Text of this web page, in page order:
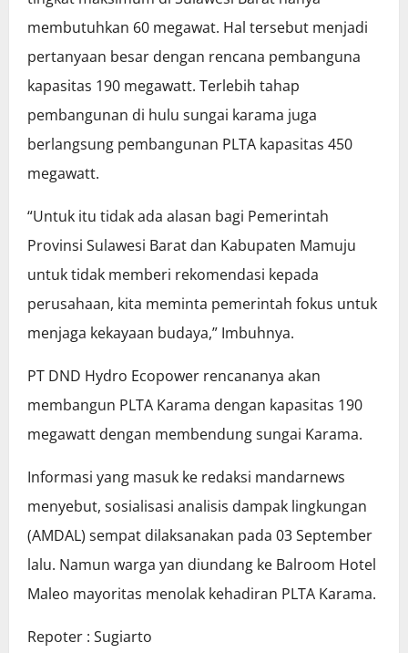
membutuhkan 60 megawat. Hal tersebut menjadi
pertanyaan besar dengan rencana pembanguna
kapasitas 190 megawatt. Terlebih tahap
pembangunan di hulu sungai karama juga
berlangsung pembangunan PLTA kapasitas 450
megawatt.
“Untuk itu tidak ada alasan bagi Pemerintah
Provinsi Sulawesi Barat dan Kabupaten Mamuju
untuk tidak memberi rekomendasi kepada
perusahaan, kita meminta pemerintah fokus untuk
menjaga kekayaan budaya,” Imbuhnya.
PT DND Hydro Ecopower rencananya akan
membangun PLTA Karama dengan kapasitas 190
megawatt dengan membendung sungai Karama.
Informasi yang masuk ke redaksi mandarnews
menyebut, sosialisasi analisis dampak lingkungan
(AMDAL) sempat dilaksanakan pada 03 September
lalu. Namun warga yan diundang ke Balroom Hotel
Maleo mayoritas menolak kehadiran PLTA Karama.
Repoter : Sugiarto